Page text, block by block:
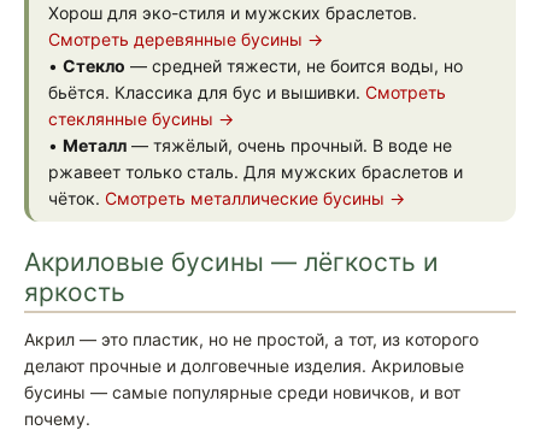
Хорош для эко-стиля и мужских браслетов.
Смотреть деревянные бусины →
• Стекло — средней тяжести, не боится воды, но
бьётся. Классика для бус и вышивки. Смотреть
стеклянные бусины →
• Металл — тяжёлый, очень прочный. В воде не
ржавеет только сталь. Для мужских браслетов и
чёток. Смотреть металлические бусины →
Акриловые бусины — лёгкость и
яркость
Акрил — это пластик, но не простой, а тот, из которого
делают прочные и долговечные изделия. Акриловые
бусины — самые популярные среди новичков, и вот
почему.